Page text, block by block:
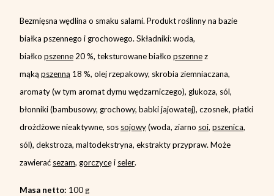
Bezmięsna wędlina o smaku salami. Produkt roślinny na bazie
białka pszennego i grochowego. Składniki: woda,
białko pszenne 20 %, teksturowane białko pszennez
mąką pszenną 18 %, olej rzepakowy, skrobia ziemniaczana,
aromaty (w tym aromat dymu wędzarniczego), glukoza, sól,
błonniki (bambusowy, grochowy, babki jajowatej), czosnek, płatki
drożdżowe nieaktywne, sos sojowy(woda, ziarno soi, pszenica,
sól), dekstroza, maltodekstryna, ekstrakty przypraw. Może
zawierać sezam, gorczycęi seler.
Masa netto: 100 g